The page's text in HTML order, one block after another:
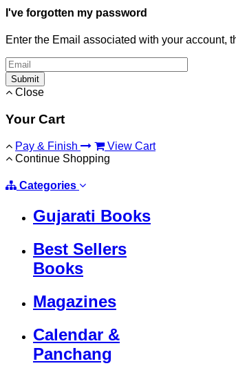
I've forgotten my password
Enter the Email associated with your account,
Submit
Close
Your Cart
Pay & Finish
View Cart
Continue Shopping
Categories
Gujarati Books
Best Sellers
Books
Magazines
Calendar &
Panchang